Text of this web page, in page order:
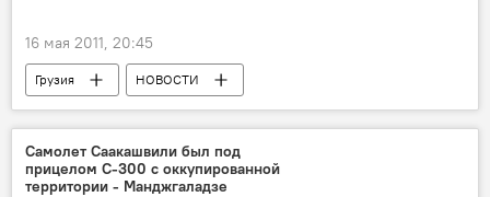
16 мая 2011, 20:45
Грузия НОВОСТИ
Самолет Саакашвили был под
прицелом С-300 с оккупированной
территории - Манджгаладзе